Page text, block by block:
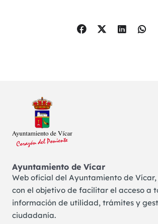
Ayuntamiento de Vícar
Web oficial del Ayuntamiento de
con el objetivo de facilitar el acceso a
información de utilidad, trámites y
ciudadanía.